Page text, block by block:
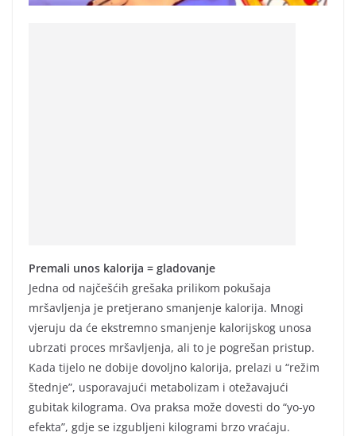
Premali unos kalorija = gladovanje
Jedna od najčešćih grešaka prilikom pokušaja
mršavljenja je pretjerano smanjenje kalorija. Mnogi
vjeruju da će ekstremno smanjenje kalorijskog unosa
ubrzati proces mršavljenja, ali to je pogrešan pristup.
Kada tijelo ne dobije dovoljno kalorija, prelazi u “režim
štednje”, usporavajući metabolizam i otežavajući
gubitak kilograma. Ova praksa može dovesti do “yo-yo
efekta”, gdje se izgubljeni kilogrami brzo vraćaju.